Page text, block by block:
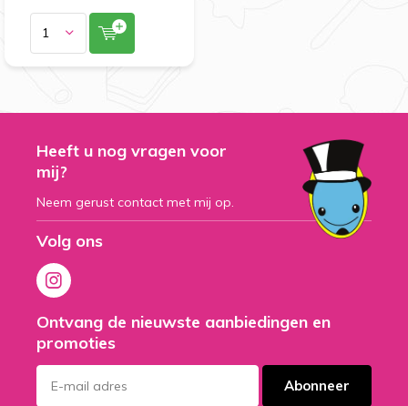
Heeft u nog vragen voor
mij?
Neem gerust contact met mij op.
Volg ons
Ontvang de nieuwste aanbiedingen en
promoties
Abonneer